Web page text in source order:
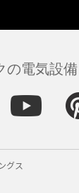
の電気設
グス